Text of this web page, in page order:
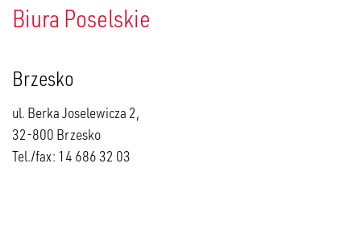
Biura Poselskie
Brzesko
ul. Berka Joselewicza 2,
32-800 Brzesko
Tel./fax: 14 686 32 03